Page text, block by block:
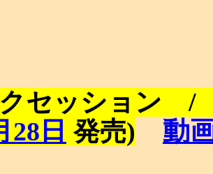
セッション
28日 発売) 動